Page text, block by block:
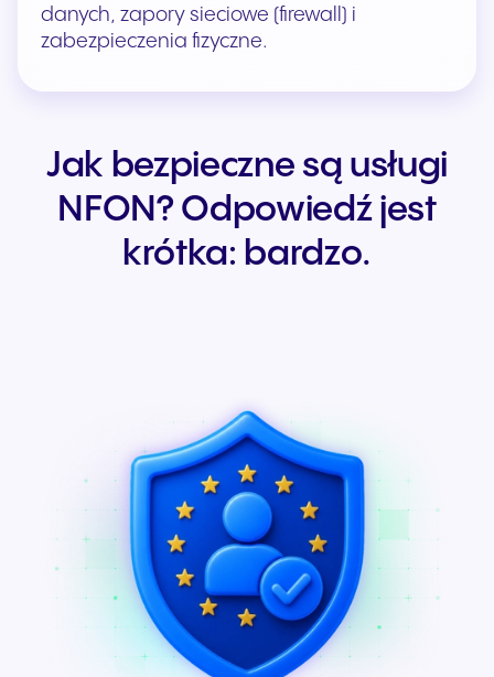
danych, zapory sieciowe (firewall) i
zabezpieczenia fizyczne.
Jak bezpieczne są usługi
NFON? Odpowiedź jest
krótka: bardzo.